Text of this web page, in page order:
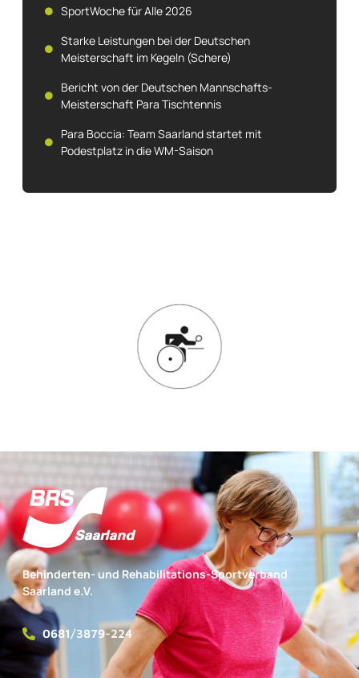
SportWoche für Alle 2026
Starke Leistungen bei der Deutschen
Meisterschaft im Kegeln (Schere)
Bericht von der Deutschen Mannschafts-
Meisterschaft Para Tischtennis
Para Boccia: Team Saarland startet mit
Podestplatz in die WM-Saison
Behinderten- und Rehabilitations-Sportverband
Saarland e.V.
0681/3879-224